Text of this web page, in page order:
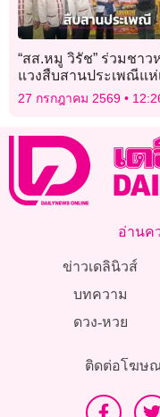
“สส.หมู วิรัช” ร่วมชาว
แวงสืบสานประเพณีแห่
พรรษา
27 กรกฎาคม 2569
อ่านค
ข่าวเดลินิวส์
บทความ
ดวง-หวย
ติดต่อโฆษ